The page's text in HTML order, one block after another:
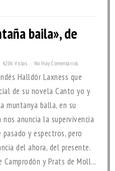
baila», de
4206 Vistas No Hay Comentarios
Halldór Laxness que
de su novela Canto yo y
muntanya balla, en su
anuncia la supervivencia
y espectros, pero
del ahora, del presente.
y Prats de Moll...